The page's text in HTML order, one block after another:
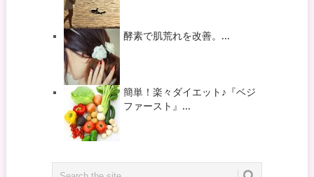
酵素で肌荒れを改善。...
簡単！楽々ダイエット♪『ベジ
ファースト』...